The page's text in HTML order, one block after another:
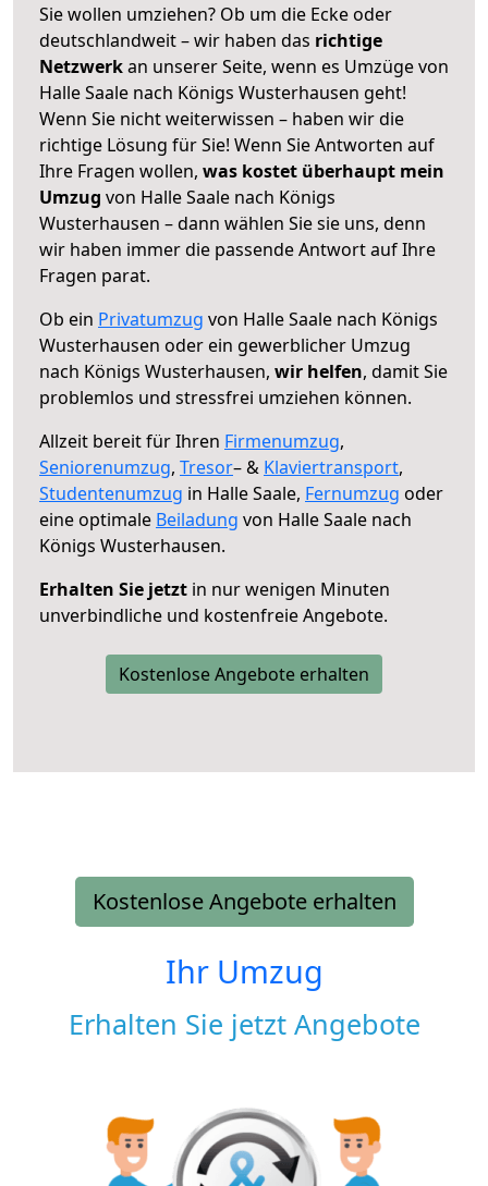
Sie wollen umziehen? Ob um die Ecke oder
deutschlandweit – wir haben das richtige
Netzwerkan unserer Seite, wenn es Umzüge von
Halle Saale nach Königs Wusterhausen geht!
Wenn Sie nicht weiterwissen – haben wir die
richtige Lösung für Sie! Wenn Sie Antworten auf
Ihre Fragen wollen, was kostet überhaupt mein
Umzug von Halle Saale nach Königs
Wusterhausen – dann wählen Sie sie uns, denn
wir haben immer die passende Antwort auf Ihre
Fragen parat.
Ob ein Privatumzug von Halle Saale nach Königs
Wusterhausen oder ein gewerblicher Umzug
nach Königs Wusterhausen, wir helfen, damit Sie
problemlos und stressfrei umziehen können.
Allzeit bereit für Ihren Firmenumzug,
Seniorenumzug, Tresor– & Klaviertransport,
Studentenumzug in Halle Saale, Fernumzug oder
eine optimale Beiladung von Halle Saale nach
Königs Wusterhausen.
Erhalten Sie jetzt in nur wenigen Minuten
unverbindliche und kostenfreie Angebote.
Kostenlose Angebote erhalten
Kostenlose Angebote erhalten
Ihr Umzug
Erhalten Sie jetzt Angebote